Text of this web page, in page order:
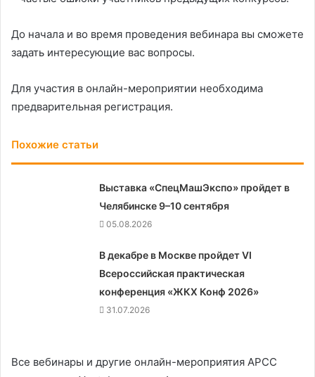
До начала и во время проведения вебинара вы сможете
задать интересующие вас вопросы.
Для участия в онлайн-мероприятии необходима
предварительная регистрация.
Похожие статьи
Выставка «СпецМашЭкспо» пройдет в
Челябинске 9–10 сентября
05.08.2026
В декабре в Москве пройдет VI
Всероссийская практическая
конференция «ЖКХ Конф 2026»
31.07.2026
Все вебинары и другие онлайн-мероприятия АРСС